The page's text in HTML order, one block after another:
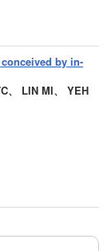
by in-
、 LIN MI、 YEH